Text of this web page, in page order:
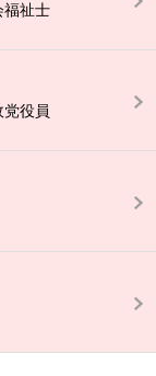
福祉士
役員